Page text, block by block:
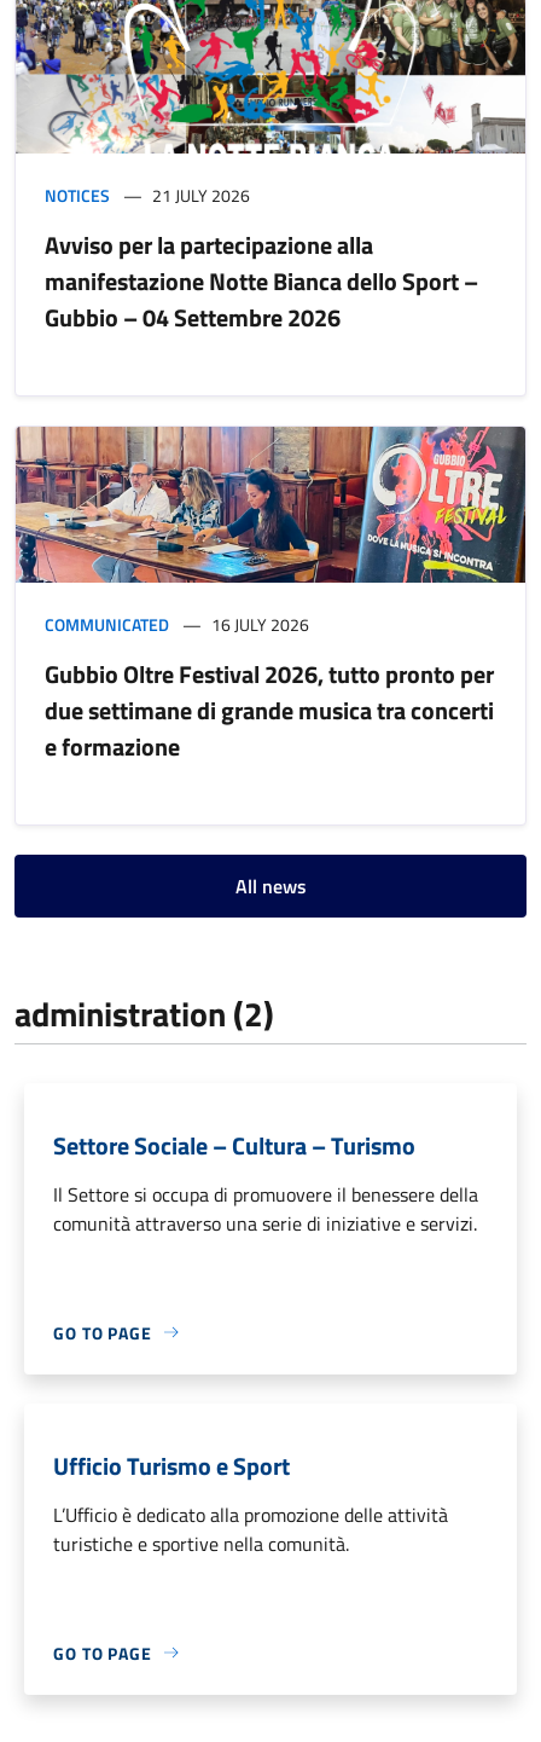
NOTICES 21 JULY 2026
Avviso per la partecipazione alla
manifestazione Notte Bianca dello Sport –
Gubbio – 04 Settembre 2026
COMMUNICATED 16 JULY 2026
Gubbio Oltre Festival 2026, tutto pronto per
due settimane di grande musica tra concerti
e formazione
All news
administration (2)
Settore Sociale – Cultura – Turismo
Il Settore si occupa di promuovere il benessere della
comunità attraverso una serie di iniziative e servizi.
GO TO PAGE
Ufficio Turismo e Sport
L’Ufficio è dedicato alla promozione delle attività
turistiche e sportive nella comunità.
GO TO PAGE